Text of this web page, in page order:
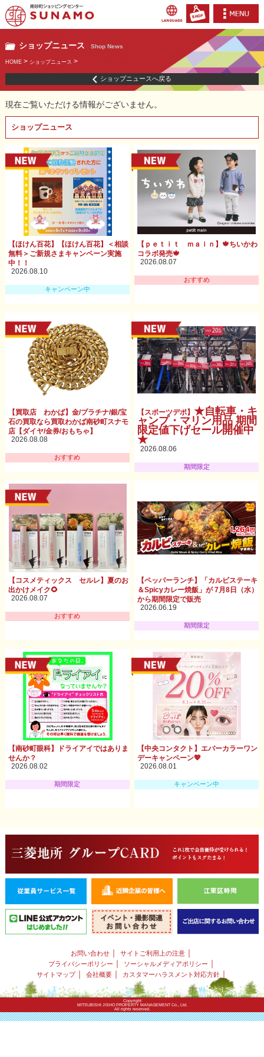
ショップニュース Shop News
HOME> ショップニュース >
ショップニュースへ戻る
現在ご覧いただける情報がございません。
ショップニュース
【ほけん百花】【ほけん百花】＜相談
無料＞ご新規さまキャンペーン実施
中！！
2026.08.10
キャンペーン中
【ｐｅｔｉｔ ｍａｉｎ】🍁ちいかわ
コラボ発売🍁
2026.08.07
おすすめ
【買取店 わかば】金/プラチナ/銀/宝
石の買取なら買取わかば南砂町スナモ
店【ダイヤ/金券/おもちゃ】
2026.08.08
おすすめ
【スポーツデポ】★自転車・キ
ャンプ・マリン用品 期間
限定値下げセール開催中
★
2026.08.06
期間限定
【コスメティックス セルレ】夏のお
出かけメイク🌻
2026.08.07
おすすめ
【ペッパーランチ】「カルビステーキ
＆Spicyカレー焼飯」が 7月8日（水）
から期間限定で販売
2026.06.19
期間限定
【南砂町眼科】ドライアイではありま
せんか？
2026.08.02
期間限定
【中央コンタクト】エバーカラーワン
デーキャンペーン💖
2026.08.01
キャンペーン中
お問い合わせ ｜ サイトご利用上の注意 ｜
プライバシーポリシー ｜ ソーシャルメディアポリシー ｜
サイトマップ｜ 会社概要｜ カスタマーハラスメント対応方針｜
Copyright
MITSUBISHI JISHO PROPERTY MANAGEMENT Co., Ltd.
All rights reserved.